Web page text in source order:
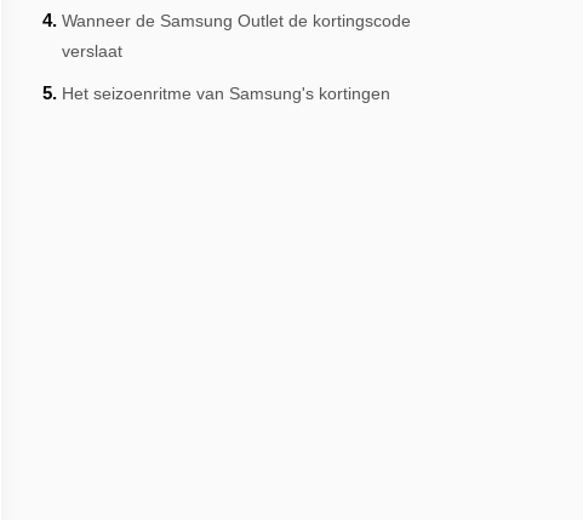
Wanneer de Samsung Outlet de kortingscode
verslaat
Het seizoenritme van Samsung's kortingen